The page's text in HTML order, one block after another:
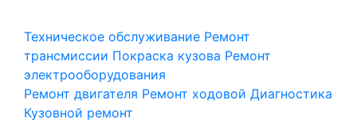
Техническое обслуживание Ремонт
трансмиссии Покраска кузова Ремонт
электрооборудования
Ремонт двигателя Ремонт ходовой Диагностика
Кузовной ремонт